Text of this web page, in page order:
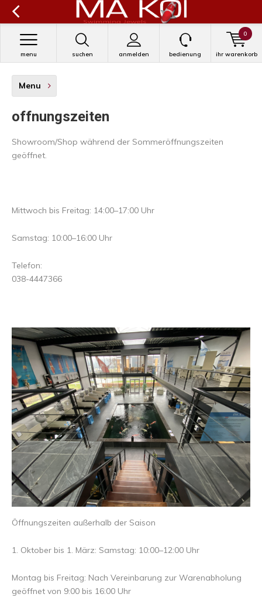
suchen anmelden
menu bedienung ihr warenkorb
0
Menu
offnungszeiten
Showroom/Shop während der Sommeröffnungszeiten
geöffnet.
Mittwoch bis Freitag: 14:00–17:00 Uhr
Samstag: 10:00–16:00 Uhr
Telefon:
038-4447366
Öffnungszeiten außerhalb der Saison
1. Oktober bis 1. März: Samstag: 10:00–12:00 Uhr
Montag bis Freitag: Nach Vereinbarung zur Warenabholung
geöffnet von 9:00 bis 16:00 Uhr